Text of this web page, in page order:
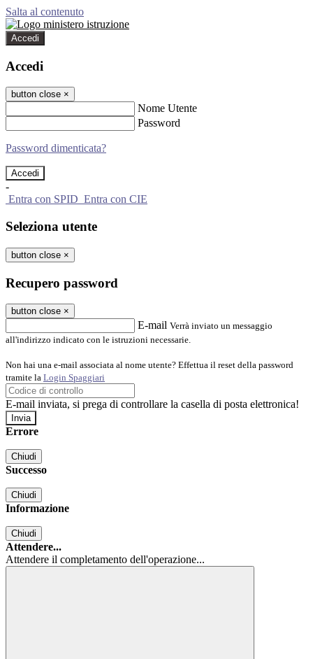
Salta al contenuto
Accedi
Accedi
button close ×
Nome Utente
Password
Password dimenticata?
-
Entra con SPID Entra con CIE
Seleziona utente
button close ×
Recupero password
button close ×
E-mail Verrà inviato un messaggio
all'indirizzo indicato con le istruzioni necessarie.
Non hai una e-mail associata al nome utente? Effettua il reset della password
tramite la Login Spaggiari
E-mail inviata, si prega di controllare la casella di posta elettronica!
Errore
Chiudi
Successo
Chiudi
Informazione
Chiudi
Attendere...
Attendere il completamento dell'operazione...